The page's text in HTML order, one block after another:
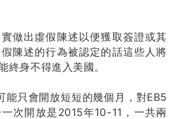
做出虛假陳述以便獲取簽證或其
陳述的行為被認定的話這些人將
終身不得進入美國。
能只會開放短短的幾個月，對EB5
次開放是2015年10-11，一共兩